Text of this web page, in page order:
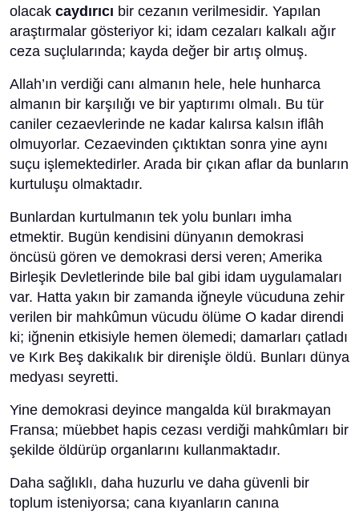
olacak caydırıcı bir cezanın verilmesidir. Yapılan
araştırmalar gösteriyor ki; idam cezaları kalkalı ağır
ceza suçlularında; kayda değer bir artış olmuş.
Allah’ın verdiği canı almanın hele, hele hunharca
almanın bir karşılığı ve bir yaptırımı olmalı. Bu tür
caniler cezaevlerinde ne kadar kalırsa kalsın iflâh
olmuyorlar. Cezaevinden çıktıktan sonra yine aynı
suçu işlemektedirler. Arada bir çıkan aflar da bunların
kurtuluşu olmaktadır.
Bunlardan kurtulmanın tek yolu bunları imha
etmektir. Bugün kendisini dünyanın demokrasi
öncüsü gören ve demokrasi dersi veren; Amerika
Birleşik Devletlerinde bile bal gibi idam uygulamaları
var. Hatta yakın bir zamanda iğneyle vücuduna zehir
verilen bir mahkûmun vücudu ölüme O kadar direndi
ki; iğnenin etkisiyle hemen ölemedi; damarları çatladı
ve Kırk Beş dakikalık bir direnişle öldü. Bunları dünya
medyası seyretti.
Yine demokrasi deyince mangalda kül bırakmayan
Fransa; müebbet hapis cezası verdiği mahkûmları bir
şekilde öldürüp organlarını kullanmaktadır.
Daha sağlıklı, daha huzurlu ve daha güvenli bir
toplum isteniyorsa; cana kıyanların canına